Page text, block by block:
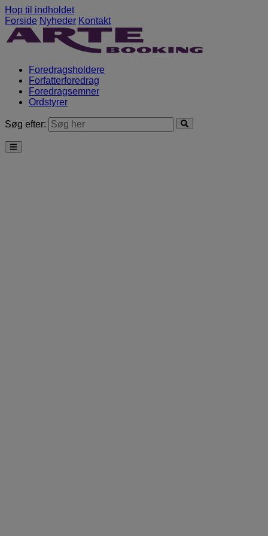
Hop til indholdet
Forside Nyheder Kontakt
Foredragsholdere
Forfatterforedrag
Foredragsemner
Ordstyrer
Søg efter: